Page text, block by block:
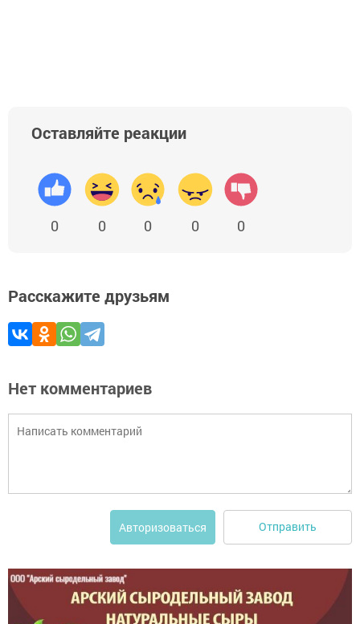
Оставляйте реакции
0 0 0 0 0
Расскажите друзьям
Нет комментариев
Авторизоваться Отправить